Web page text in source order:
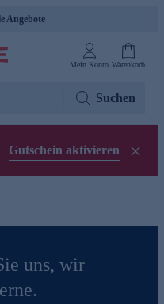
Angebote
Mein Konto Warenkorb
Suchen
Gutschein aktivieren
uns, wir